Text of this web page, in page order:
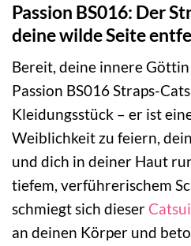
Passion BS016: Der
deine wilde Seite
Bereit, deine innere
Passion BS016 Straps-
Kleidungsstück – er ist
Weiblichkeit zu feiern,
und dich in deiner Haut
tiefem, verführerischem
schmiegt sich dieser
an deinen Körper und